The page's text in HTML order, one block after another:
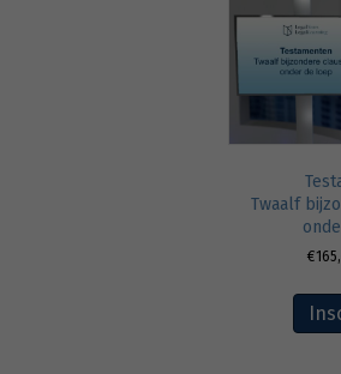
Twaalf
€